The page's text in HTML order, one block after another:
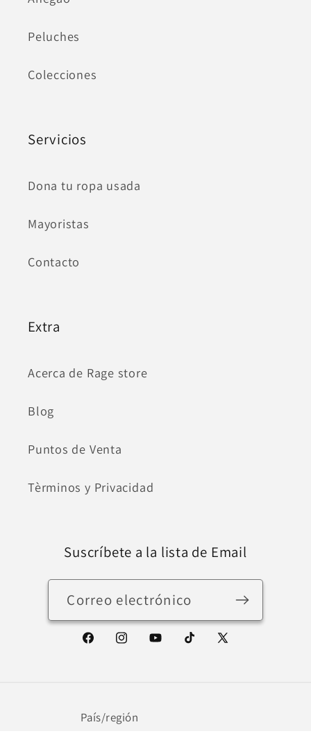
Peluches
Colecciones
Servicios
Dona tu ropa usada
Mayoristas
Contacto
Extra
Acerca de Rage store
Blog
Puntos de Venta
Tèrminos y Privacidad
Suscríbete a la lista de Email
Correo electrónico
FacebookInstagramYouTubeTikTokX
País/región